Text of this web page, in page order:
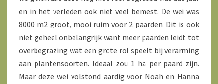
en in het verleden ook niet veel bemest. De wei was
8000 m2 groot, mooi ruim voor 2 paarden. Dit is ook
niet geheel onbelangrijk want meer paarden leidt tot
overbegrazing wat een grote rol speelt bij verarming
aan plantensoorten. Ideaal zou 1 ha per paard zijn.
Maar deze wei volstond aardig voor Noah en Hanna